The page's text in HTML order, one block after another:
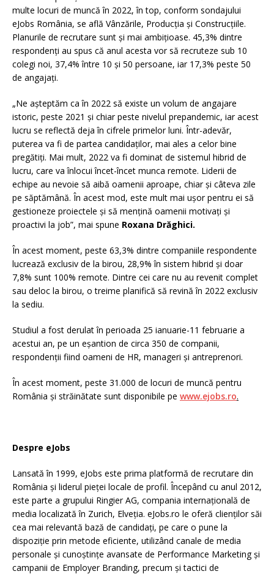
multe locuri de muncă în 2022, în top, conform sondajului
eJobs România, se află Vânzările, Producția și Construcțiile.
Planurile de recrutare sunt și mai ambițioase. 45,3% dintre
respondenți au spus că anul acesta vor să recruteze sub 10
colegi noi, 37,4% între 10 și 50 persoane, iar 17,3% peste 50
de angajați.
„Ne așteptăm ca în 2022 să existe un volum de angajare
istoric, peste 2021 și chiar peste nivelul prepandemic, iar acest
lucru se reflectă deja în cifrele primelor luni. Într-adevăr,
puterea va fi de partea candidaților, mai ales a celor bine
pregătiți. Mai mult, 2022 va fi dominat de sistemul hibrid de
lucru, care va înlocui încet-încet munca remote. Liderii de
echipe au nevoie să aibă oamenii aproape, chiar și câteva zile
pe săptămână. În acest mod, este mult mai ușor pentru ei să
gestioneze proiectele și să mențină oamenii motivați și
proactivi la job”, mai spune Roxana Drăghici.
În acest moment, peste 63,3% dintre companiile respondente
lucrează exclusiv de la birou, 28,9% în sistem hibrid și doar
7,8% sunt 100% remote. Dintre cei care nu au revenit complet
sau deloc la birou, o treime planifică să revină în 2022 exclusiv
la sediu.
Studiul a fost derulat în perioada 25 ianuarie-11 februarie a
acestui an, pe un eșantion de circa 350 de companii,
respondenții fiind oameni de HR, manageri și antreprenori.
În acest moment, peste 31.000 de locuri de muncă pentru
România și străinătate sunt disponibile pe www.ejobs.ro.
Despre eJobs
Lansată în 1999, eJobs este prima platformă de recrutare din
România și liderul pieței locale de profil. Începând cu anul 2012,
este parte a grupului Ringier AG, compania internațională de
media localizată în Zurich, Elveția. eJobs.ro le oferă clienților săi
cea mai relevantă bază de candidați, pe care o pune la
dispoziție prin metode eficiente, utilizând canale de media
personale și cunoștințe avansate de Performance Marketing și
campanii de Employer Branding, precum și tactici de